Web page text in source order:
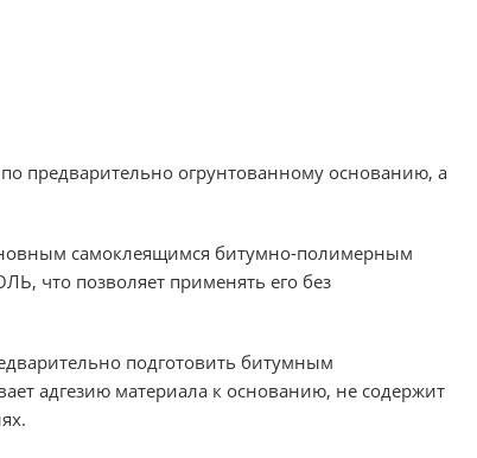
предварительно огрунтованному основанию, а
самоклеящимся битумно-полимерным
что позволяет применять его без
подготовить битумным
адгезию материала к основанию, не содержит